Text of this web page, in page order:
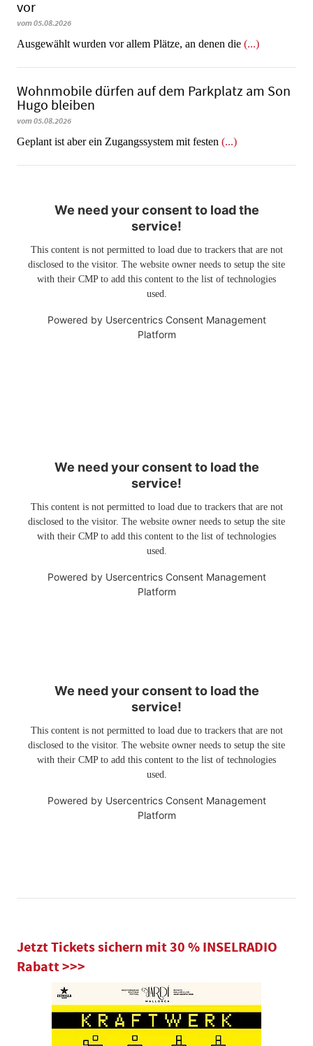
vor
vom 05.08.2026
Ausgewählt wurden vor allem Plätze, an denen die (...)
Wohnmobile dürfen auf dem Parkplatz am Son
Hugo bleiben
vom 05.08.2026
Geplant ist aber ein Zugangssystem mit festen (...)
We need your consent to load the
service!
This content is not permitted to load due to trackers that are not
disclosed to the visitor. The website owner needs to setup the site
with their CMP to add this content to the list of technologies
used.
Powered by Usercentrics Consent Management
Platform
We need your consent to load the
service!
This content is not permitted to load due to trackers that are not
disclosed to the visitor. The website owner needs to setup the site
with their CMP to add this content to the list of technologies
used.
Powered by Usercentrics Consent Management
Platform
We need your consent to load the
service!
This content is not permitted to load due to trackers that are not
disclosed to the visitor. The website owner needs to setup the site
with their CMP to add this content to the list of technologies
used.
Powered by Usercentrics Consent Management
Platform
Jetzt Tickets sichern mit 30 % INSELRADIO
Rabatt >>>